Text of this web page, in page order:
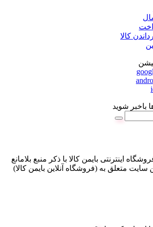
کالا
باخبر شوید
اینترنتی بایمن کالا با ذکر منبع بلامانع
متعلق به (فروشگاه آنلاین بایمن کالا)